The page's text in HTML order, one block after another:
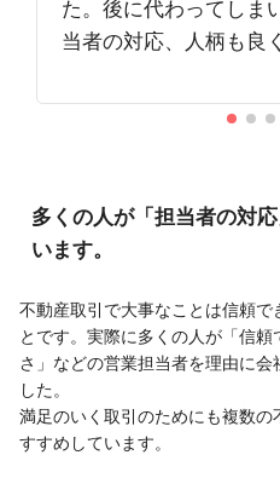
た。後に代わってしま
当者の対応、人柄も良
多くの人が「担当者の対
います。
不動産取引で大事なことは信頼で
とです。実際に多くの人が「信
さ」などの営業担当者を理由に
した。
満足のいく取引のためにも複数
すすめしています。